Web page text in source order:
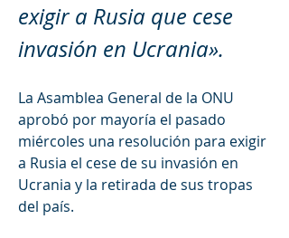
exigir a Rusia que cese
invasión en Ucrania».
La Asamblea General de la ONU
aprobó por mayoría el pasado
miércoles una resolución para exigir
a Rusia el cese de su invasión en
Ucrania y la retirada de sus tropas
del país.